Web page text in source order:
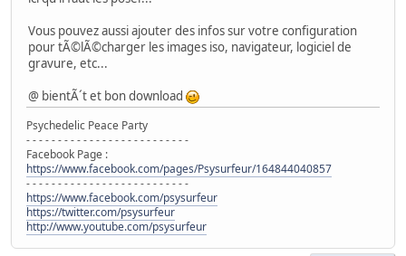
Vous pouvez aussi ajouter des infos sur votre configuration
pour tÃ©lÃ©charger les images iso, navigateur, logiciel de
gravure, etc...
@ bientÃ´t et bon download
Psychedelic Peace Party
- - - - - - - - - - - - - - - - - - - - - - - - - -
Facebook Page :
https://www.facebook.com/pages/Psysurfeur/164844040857
- - - - - - - - - - - - - - - - - - - - - - - - - -
https://www.facebook.com/psysurfeur
https://twitter.com/psysurfeur
http://www.youtube.com/psysurfeur